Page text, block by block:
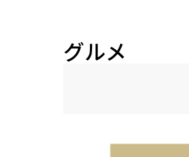
グルメ